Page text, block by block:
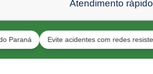
Atendimento rápido
Evite acidentes com redes resistentes